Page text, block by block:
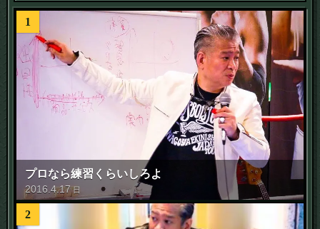
1
プロなら練習くらいしろよ
2016 .4.17 日
2